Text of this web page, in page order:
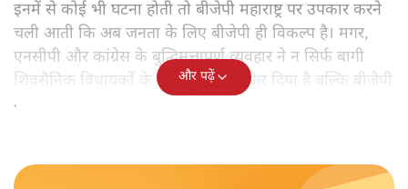
इनमें से कोई भी घटना होती तो बीजेपी महाराष्ट्र पर उपकार करने
चली आती कि अब जनता के लिए बीजेपी ही विकल्प है। मगर,
एनसीपी और कांग्रेस के बुद्धिमत्तापूर्ण व्यवहार ने न सिर्फ बागी
शिवसैनिक विधायकों के मंसूबों पर पानी फेर दिया है बल्कि बीजेपी
की सारी योजना भी धरी की धरी रह गयी है।
और पढ़ें